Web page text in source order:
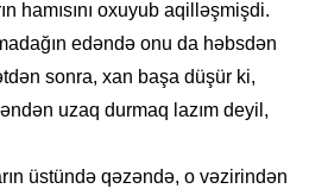
hamısını oxuyub aqilləşmişdi.
edəndə onu da həbsdən
sonra, xan başa düşür ki,
uzaq durmaq lazım deyil,
üstündə qəzəndə, o vəzirindən